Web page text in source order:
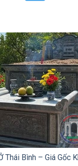
Bình – Giá Gốc